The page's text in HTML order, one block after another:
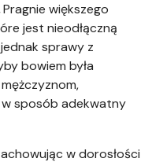
Pragnie większego
jest nieodłączną
sprawy z
bowiem była
sposób adekwatny
w dorosłości